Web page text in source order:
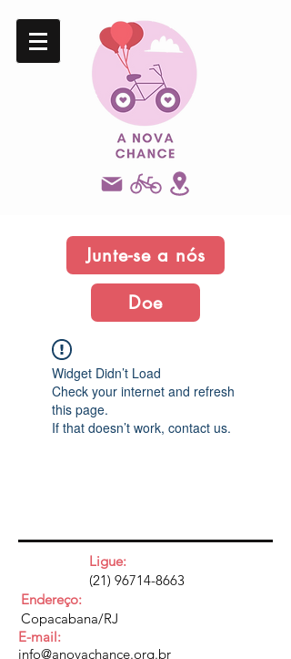
Junte-se a nós
Doe
Widget Didn’t Load
Check your internet and refresh
this page.
If that doesn’t work, contact us.
Ligue:
(21) 96714-8663
Endereço:
Copacabana/RJ
E-mail:
info@anovachance.org.br